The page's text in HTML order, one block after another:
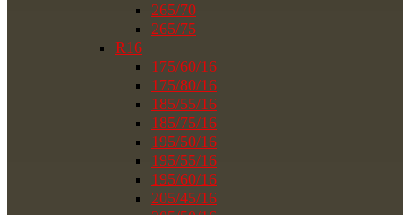
265/70
265/75
R16
175/60/16
175/80/16
185/55/16
185/75/16
195/50/16
195/55/16
195/60/16
205/45/16